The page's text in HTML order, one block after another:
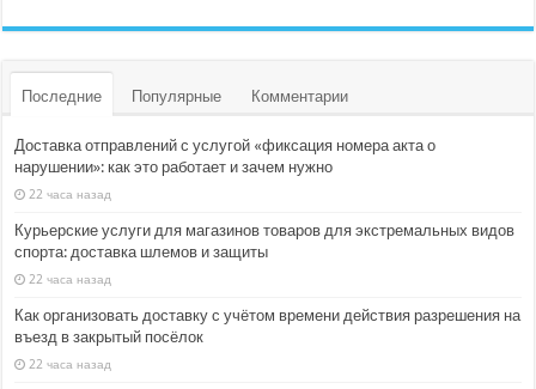
Последние Популярные Комментарии
Доставка отправлений с услугой «фиксация номера акта о
нарушении»: как это работает и зачем нужно
22 часа назад
Курьерские услуги для магазинов товаров для экстремальных видов
спорта: доставка шлемов и защиты
22 часа назад
Как организовать доставку с учётом времени действия разрешения на
въезд в закрытый посёлок
22 часа назад